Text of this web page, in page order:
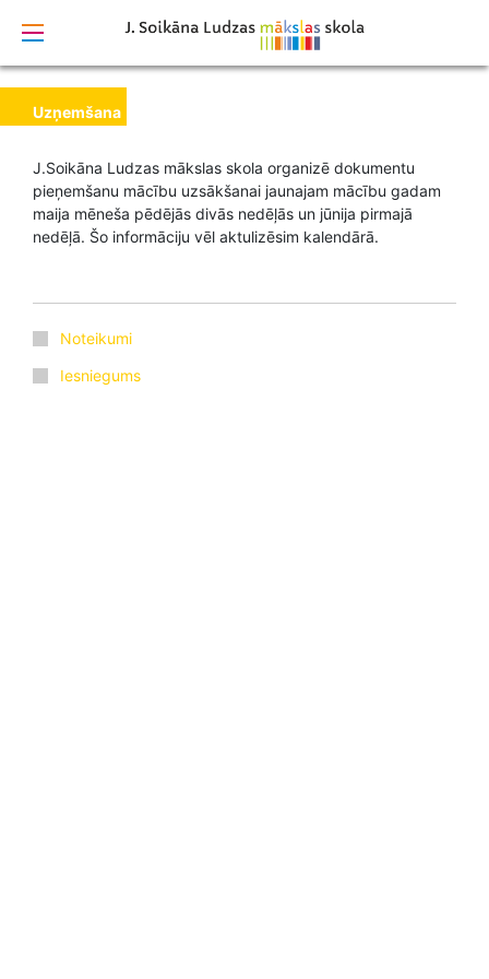
Uzņemšana
J.Soikāna Ludzas mākslas skola organizē dokumentu
pieņemšanu mācību uzsākšanai jaunajam mācību gadam
maija mēneša pēdējās divās nedēļās un jūnija pirmajā
nedēļā. Šo informāciju vēl aktulizēsim kalendārā.
Noteikumi
Iesniegums
izstrādāts